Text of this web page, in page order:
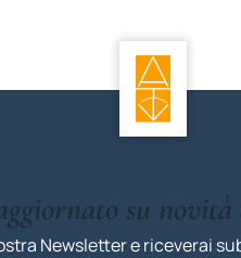
su
Newsletter e riceverai